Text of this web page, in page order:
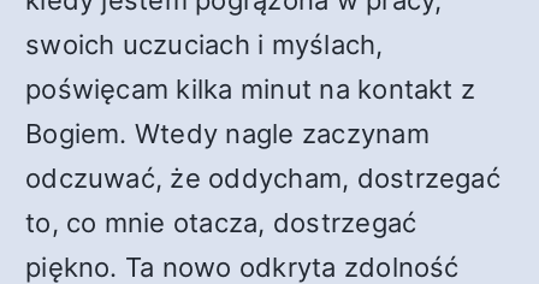
swoich uczuciach i myślach,
poświęcam kilka minut na kontakt z
Bogiem. Wtedy nagle zaczynam
odczuwać, że oddycham, dostrzegać
to, co mnie otacza, dostrzegać
piękno. Ta nowo odkryta zdolność